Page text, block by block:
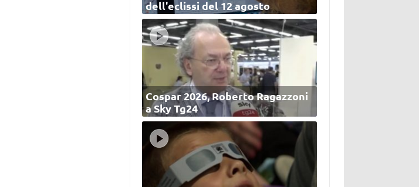
dell'eclissi del 12 agosto
Cospar 2026, Roberto Ragazzoni
a Sky Tg24